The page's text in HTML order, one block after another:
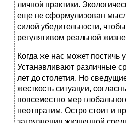
личной практики.
еще не сформулирован
силой убедительности,
регулятивом реальной
Когда же нас может постичь
Устанавливают различные
лет до столетия. Но
жесткость си­туации,
повсеместно мер
неотвратим. Остро стоит и